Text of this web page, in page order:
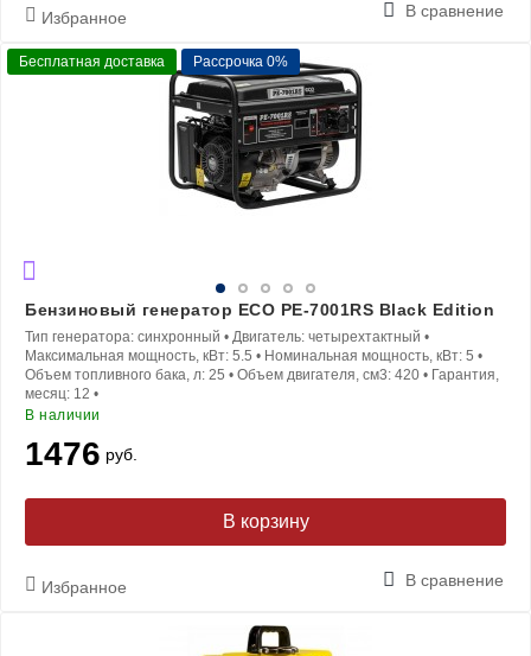
Избранное В сравнение
Бесплатная доставка Рассрочка 0%
Бензиновый генератор ECO PE-7001RS Black Edition
Тип генератора: синхронный • Двигатель: четырехтактный •
Максимальная мощность, кВт: 5.5 • Номинальная мощность, кВт: 5 •
Объем топливного бака, л: 25 • Объем двигателя, см3: 420 • Гарантия,
месяц: 12 •
В наличии
1476 руб.
В корзину
Избранное В сравнение